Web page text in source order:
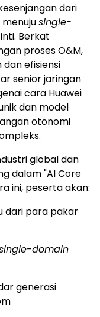
dari
single-
Berkat
proses O&M,
efisiensi
senior jaringan
cara Huawei
dan model
otonomi
global dan
dalam "AI Core
ini, peserta akan:
dari para pakar
domain
generasi